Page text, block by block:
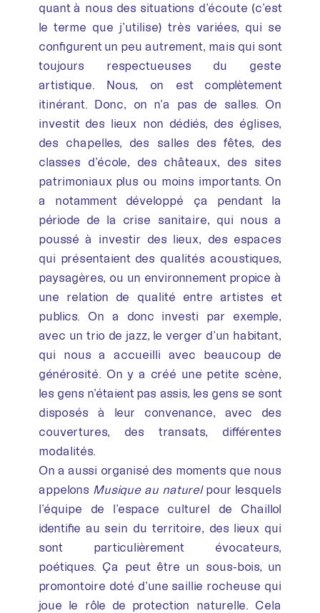
quant à nous des situations d’écoute (c’est
le terme que j’utilise) très variées, qui se
configurent un peu autrement, mais qui sont
toujours respectueuses du geste
artistique. Nous, on est complètement
itinérant. Donc, on n’a pas de salles. On
investit des lieux non dédiés, des églises,
des chapelles, des salles des fêtes, des
classes d’école, des châteaux, des sites
patrimoniaux plus ou moins importants. On
a notamment développé ça pendant la
période de la crise sanitaire, qui nous a
poussé à investir des lieux, des espaces
qui présentaient des qualités acoustiques,
paysagères, ou un environnement propice à
une relation de qualité entre artistes et
publics. On a donc investi par exemple,
avec un trio de jazz, le verger d’un habitant,
qui nous a accueilli avec beaucoup de
générosité. On y a créé une petite scène,
les gens n’étaient pas assis, les gens se sont
disposés à leur convenance, avec des
couvertures, des transats, différentes
modalités.
On a aussi organisé des moments que nous
appelons Musique au naturel pour lesquels
l’équipe de l’espace culturel de Chaillol
identifie au sein du territoire, des lieux qui
sont particulièrement évocateurs,
poétiques. Ça peut être un sous-bois, un
promontoire doté d’une saillie rocheuse qui
joue le rôle de protection naturelle. Cela